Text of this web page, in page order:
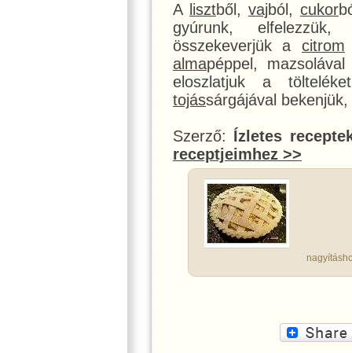
A lisztből, vajból, cukor
gyúrunk,
összekeverjük a citrom
almapéppel,
eloszlatjuk a
tojássárgájával
Szerző: Ízletes
receptjeimhez >>